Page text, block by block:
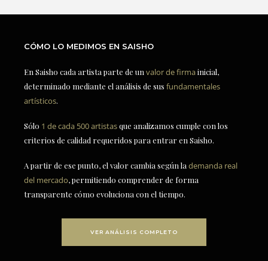
CÓMO LO MEDIMOS EN SAISHO
En Saisho cada artista parte de un valor de firmainicial,
determinado mediante el análisis de sus fundamentales
artísticos.
Sólo 1 de cada 500 artistasque analizamos cumple con los
criterios de calidad requeridos para entrar en Saisho.
A partir de ese punto, el valor cambia según la demanda real
del mercado, permitiendo comprender de forma
transparente cómo evoluciona con el tiempo.
VER ANÁLISIS COMPLETO